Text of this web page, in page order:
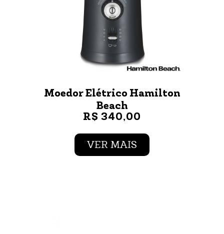
Moedor Elétrico Hamilton
Beach
R$ 340,00
VER MAIS